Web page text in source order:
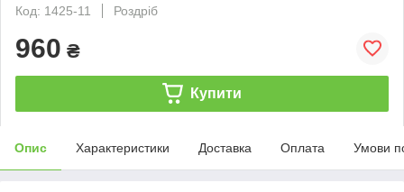
Код: 1425-11
Роздріб
960 ₴
Купити
Опис Характеристики Доставка Оплата Умови